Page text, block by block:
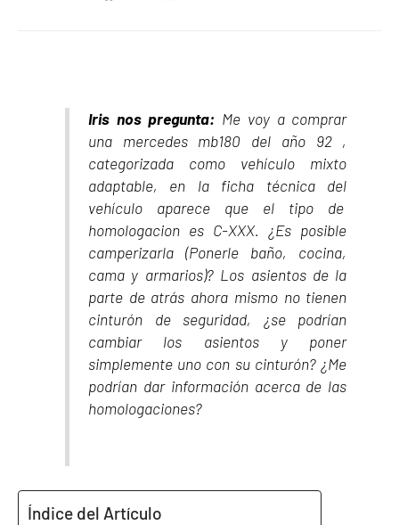
Iris nos pregunta: Me voy a comprar
una mercedes mb180 del año 92 ,
categorizada como vehículo mixto
adaptable, en la ficha técnica del
vehículo aparece que el tipo de
homologacion es C-XXX. ¿Es posible
camperizarla (Ponerle baño, cocina,
cama y armarios)? Los asientos de la
parte de atrás ahora mismo no tienen
cinturón de seguridad, ¿se podrían
cambiar los asientos y poner
simplemente uno con su cinturón? ¿Me
podrían dar información acerca de las
homologaciones?
Índice del Artículo